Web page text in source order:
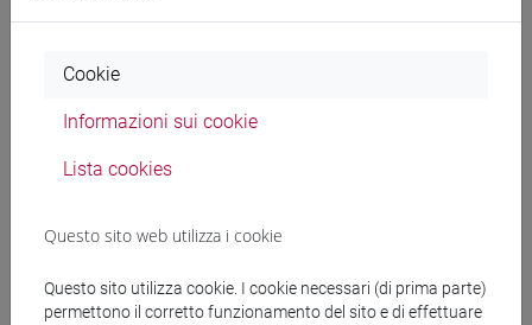
Ricerca
Pubblicazioni
CV
Ricevimento
Cookie
Informazioni sui cookie
Lista cookies
Questo sito web utilizza i cookie
Questo sito utilizza cookie. I cookie necessari (di prima parte)
permettono il corretto funzionamento del sito e di effettuare